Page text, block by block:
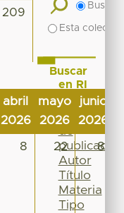
209
abril
2026
mayo
2026
junio
2026
8 22 8
Buscar
Esta
Buscar
en RI
Por
Fecha
de
publicación
Autor
Título
Materia
Tipo